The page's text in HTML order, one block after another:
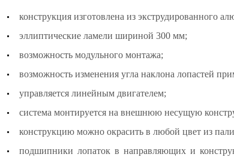
конструкция изготовлена из экструдированного
эллиптические ламели шириной 300 мм;
возможность модульного монтажа;
возможность изменения угла наклона лопастей
управляется линейным двигателем;
система монтируется на внешнюю несущую
конструкцию можно окрасить в любой цвет из
подшипники лопаток в направляющих и